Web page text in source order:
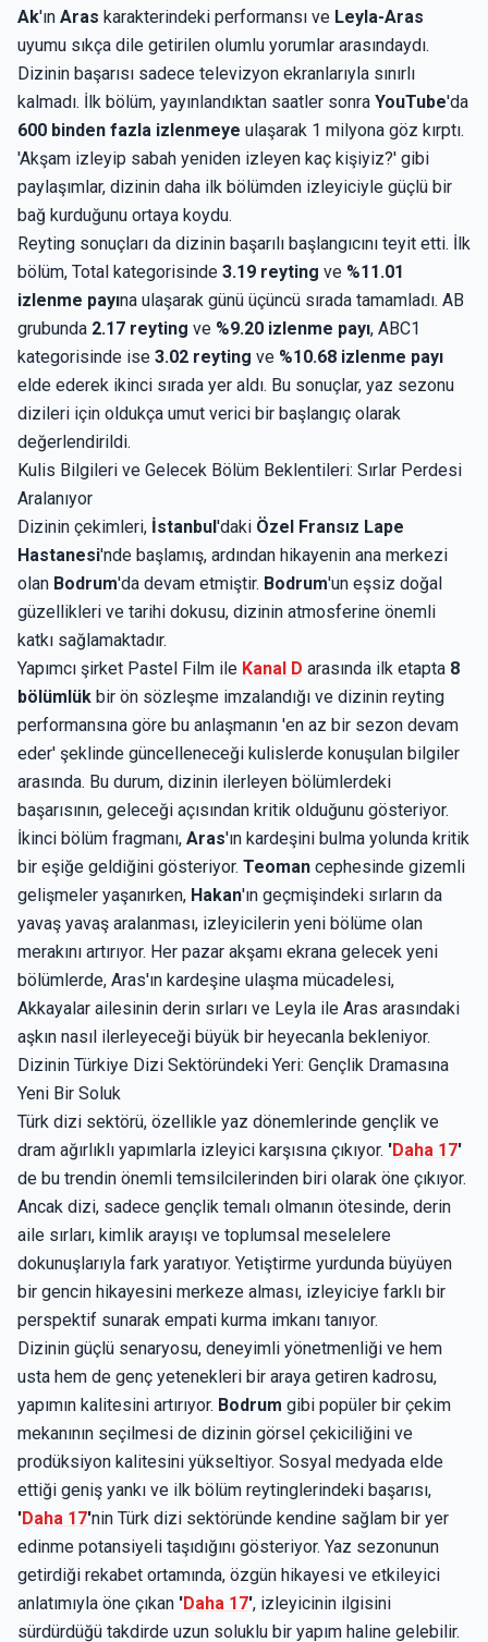
Ak'ın Aras karakterindeki performansı ve Leyla-Aras
uyumu sıkça dile getirilen olumlu yorumlar arasındaydı.
Dizinin başarısı sadece televizyon ekranlarıyla sınırlı
kalmadı. İlk bölüm, yayınlandıktan saatler sonra YouTube'da
600 binden fazla izlenmeye ulaşarak 1 milyona göz kırptı.
'Akşam izleyip sabah yeniden izleyen kaç kişiyiz?' gibi
paylaşımlar, dizinin daha ilk bölümden izleyiciyle güçlü bir
bağ kurduğunu ortaya koydu.
Reyting sonuçları da dizinin başarılı başlangıcını teyit etti. İlk
bölüm, Total kategorisinde 3.19 reyting ve %11.01
izlenme payına ulaşarak günü üçüncü sırada tamamladı. AB
grubunda 2.17 reyting ve %9.20 izlenme payı, ABC1
kategorisinde ise 3.02 reyting ve %10.68 izlenme payı
elde ederek ikinci sırada yer aldı. Bu sonuçlar, yaz sezonu
dizileri için oldukça umut verici bir başlangıç olarak
değerlendirildi.
Kulis Bilgileri ve Gelecek Bölüm Beklentileri: Sırlar Perdesi
Aralanıyor
Dizinin çekimleri, İstanbul'daki Özel Fransız Lape
Hastanesi'nde başlamış, ardından hikayenin ana merkezi
olan Bodrum'da devam etmiştir. Bodrum'un eşsiz doğal
güzellikleri ve tarihi dokusu, dizinin atmosferine önemli
katkı sağlamaktadır.
Yapımcı şirket Pastel Film ile Kanal D arasında ilk etapta 8
bölümlük bir ön sözleşme imzalandığı ve dizinin reyting
performansına göre bu anlaşmanın 'en az bir sezon devam
eder' şeklinde güncelleneceği kulislerde konuşulan bilgiler
arasında. Bu durum, dizinin ilerleyen bölümlerdeki
başarısının, geleceği açısından kritik olduğunu gösteriyor.
İkinci bölüm fragmanı, Aras'ın kardeşini bulma yolunda kritik
bir eşiğe geldiğini gösteriyor. Teoman cephesinde gizemli
gelişmeler yaşanırken, Hakan'ın geçmişindeki sırların da
yavaş yavaş aralanması, izleyicilerin yeni bölüme olan
merakını artırıyor. Her pazar akşamı ekrana gelecek yeni
bölümlerde, Aras'ın kardeşine ulaşma mücadelesi,
Akkayalar ailesinin derin sırları ve Leyla ile Aras arasındaki
aşkın nasıl ilerleyeceği büyük bir heyecanla bekleniyor.
Dizinin Türkiye Dizi Sektöründeki Yeri: Gençlik Dramasına
Yeni Bir Soluk
Türk dizi sektörü, özellikle yaz dönemlerinde gençlik ve
dram ağırlıklı yapımlarla izleyici karşısına çıkıyor. 'Daha 17'
de bu trendin önemli temsilcilerinden biri olarak öne çıkıyor.
Ancak dizi, sadece gençlik temalı olmanın ötesinde, derin
aile sırları, kimlik arayışı ve toplumsal meselelere
dokunuşlarıyla fark yaratıyor. Yetiştirme yurdunda büyüyen
bir gencin hikayesini merkeze alması, izleyiciye farklı bir
perspektif sunarak empati kurma imkanı tanıyor.
Dizinin güçlü senaryosu, deneyimli yönetmenliği ve hem
usta hem de genç yetenekleri bir araya getiren kadrosu,
yapımın kalitesini artırıyor. Bodrum gibi popüler bir çekim
mekanının seçilmesi de dizinin görsel çekiciliğini ve
prodüksiyon kalitesini yükseltiyor. Sosyal medyada elde
ettiği geniş yankı ve ilk bölüm reytinglerindeki başarısı,
'Daha 17'nin Türk dizi sektöründe kendine sağlam bir yer
edinme potansiyeli taşıdığını gösteriyor. Yaz sezonunun
getirdiği rekabet ortamında, özgün hikayesi ve etkileyici
anlatımıyla öne çıkan 'Daha 17', izleyicinin ilgisini
sürdürdüğü takdirde uzun soluklu bir yapım haline gelebilir.